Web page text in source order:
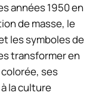
années 1950 en
de masse, le
les symboles de
transformer en
ses
la culture